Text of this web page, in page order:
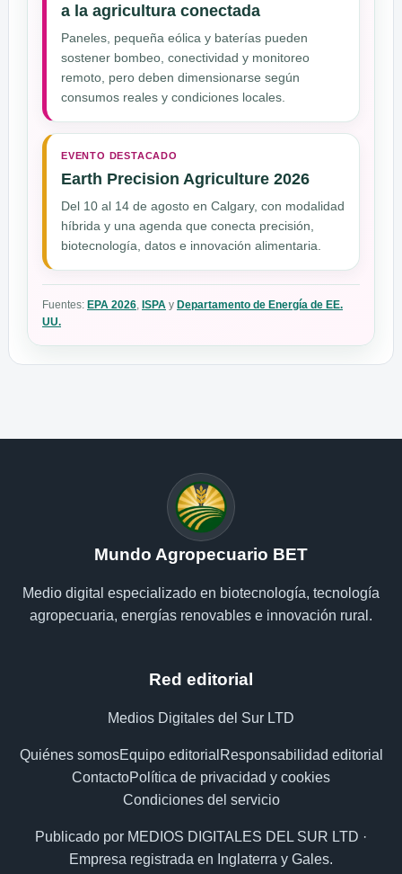
a la agricultura conectada
Paneles, pequeña eólica y baterías pueden
sostener bombeo, conectividad y monitoreo
remoto, pero deben dimensionarse según
consumos reales y condiciones locales.
EVENTO DESTACADO
Earth Precision Agriculture 2026
Del 10 al 14 de agosto en Calgary, con modalidad
híbrida y una agenda que conecta precisión,
biotecnología, datos e innovación alimentaria.
Fuentes: EPA 2026, ISPA y Departamento de Energía de EE.
UU.
Mundo Agropecuario BET
Medio digital especializado en biotecnología, tecnología
agropecuaria, energías renovables e innovación rural.
Red editorial
Medios Digitales del Sur LTD
Quiénes somosEquipo editorial Responsabilidad editorial
ContactoPolítica de privacidad y cookies
Condiciones del servicio
Publicado por MEDIOS DIGITALES DEL SUR LTD ·
Empresa registrada en Inglaterra y Gales.